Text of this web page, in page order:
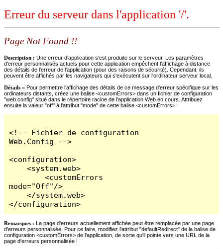
Erreur du serveur dans l'application '/'.
Page Not Found !!
Description : Une erreur d'application s'est produite sur le serveur. Les paramètres
d'erreur personnalisés actuels pour cette application empêchent l'affichage à distance
des détails de l'erreur de l'application (pour des raisons de sécurité). Cependant, ils
peuvent être affichés par les navigateurs qui s'exécutent sur l'ordinateur serveur local.
Détails = Pour permettre l'affichage des détails de ce message d'erreur spécifique sur les
ordinateurs distants, créez une balise <customErrors> dans un fichier de configuration
"web.config" situé dans le répertoire racine de l'application Web en cours. Attribuez
ensuite la valeur "off" à l'attribut "mode" de cette balise <customErrors>.
<!-- Fichier de configuration
Web.Config -->
<configuration>
    <system.web>
        <customErrors
mode="Off"/>
    </system.web>
</configuration>
Remarques : La page d'erreurs actuellement affichée peut être remplacée par une page
d'erreurs personnalisée. Pour ce faire, modifiez l'attribut "defaultRedirect" de la balise de
configuration <customErrors> de l'application, de sorte qu'il pointe vers une URL de la
page d'erreurs personnalisée !